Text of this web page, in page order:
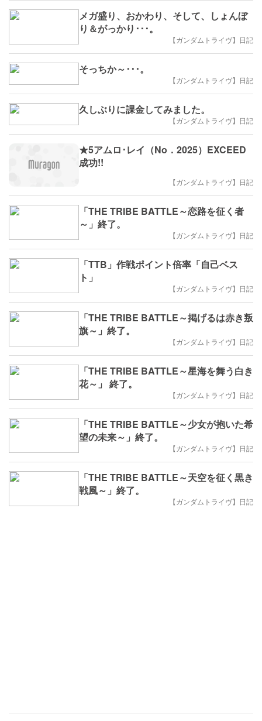
メガ盛り、おかわり、そして、しょんぼ
り＆がっかり･･･。
【ガンダムトライヴ】日記
そっちか～･･･。
【ガンダムトライヴ】日記
久しぶりに課金してみました。
【ガンダムトライヴ】日記
★5アムロ･レイ（No．2025）EXCEED
成功!!
【ガンダムトライヴ】日記
「THE TRIBE BATTLE～恋路を征く者
～」終了。
【ガンダムトライヴ】日記
「TTB」作戦ポイント倍率「自己ベス
ト」
【ガンダムトライヴ】日記
「THE TRIBE BATTLE～掲げるは赤き叛
旗～」終了。
【ガンダムトライヴ】日記
「THE TRIBE BATTLE～星海を舞う白き
花～」 終了。
【ガンダムトライヴ】日記
「THE TRIBE BATTLE～少女が抱いた希
望の未来～」終了。
【ガンダムトライヴ】日記
「THE TRIBE BATTLE～天空を征く黒き
戦風～」終了。
【ガンダムトライヴ】日記